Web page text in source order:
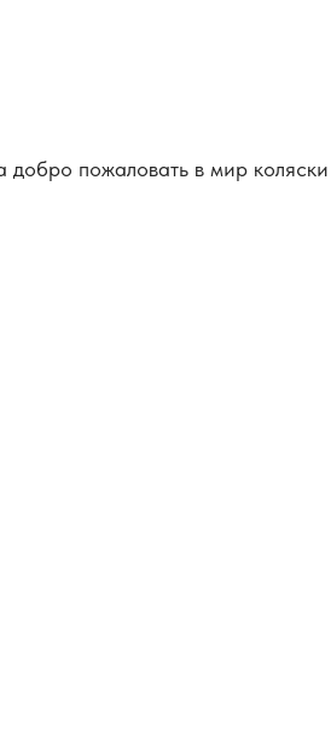
добро пожаловать в мир коляски